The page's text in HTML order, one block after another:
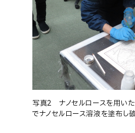
写真2 ナノセルロースを用い
でナノセルロース溶液を塗布し